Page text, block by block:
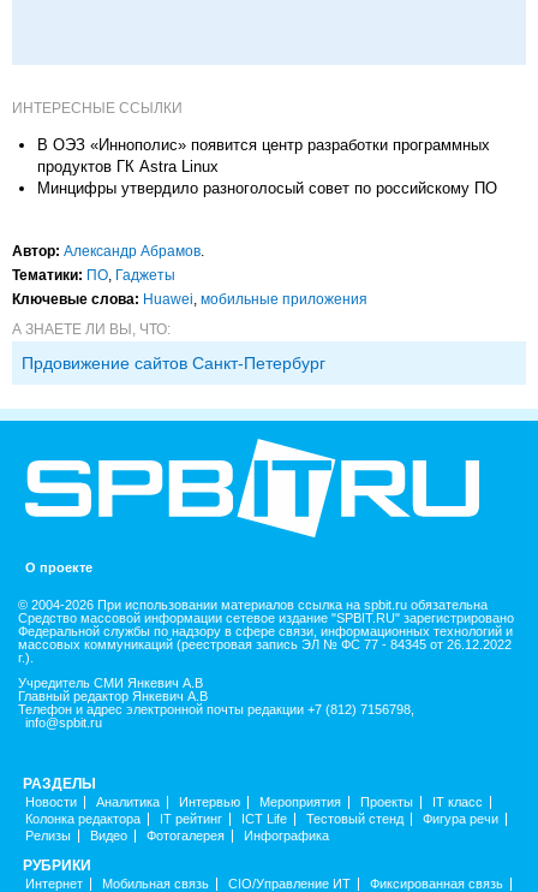
ИНТЕРЕСНЫЕ ССЫЛКИ
В ОЭЗ «Иннополис» появится центр разработки программных
продуктов ГК Astra Linux
Минцифры утвердило разноголосый совет по российскому ПО
Автор: Александр Абрамов
Тематики: ПО Гаджеты
Ключевые слова: Huawei мобильные приложения
А ЗНАЕТЕ ЛИ ВЫ, ЧТО:
Прдовижение сайтов Санкт-Петербург
О проекте
© 2004-2026 При использовании материалов ссылка на spbit.ru обязательна
Средство массовой информации сетевое издание "SPBIT.RU" зарегистрировано
Федеральной службы по надзору в сфере связи, информационных технологий и
массовых коммуникаций (реестровая запись ЭЛ № ФС 77 - 84345 от 26.12.2022
г.).
Учредитель СМИ Янкевич А.В
Главный редактор Янкевич А.В
Телефон и адрес электронной почты редакции +7 (812) 7156798,
info@spbit.ru
РАЗДЕЛЫ
Новости Аналитика Интервью Мероприятия Проекты
IT класс
Колонка редактора
IT рейтинг ICT Life Тестовый стенд
Фигура речи
Релизы
Видео Фотогалерея Инфографика
РУБРИКИ
Интернет Мобильная связь CIO/Управление ИТ Фиксированная связь